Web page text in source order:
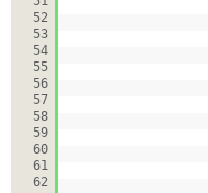
52
53
54
55
56
57
58
59
60
61
62